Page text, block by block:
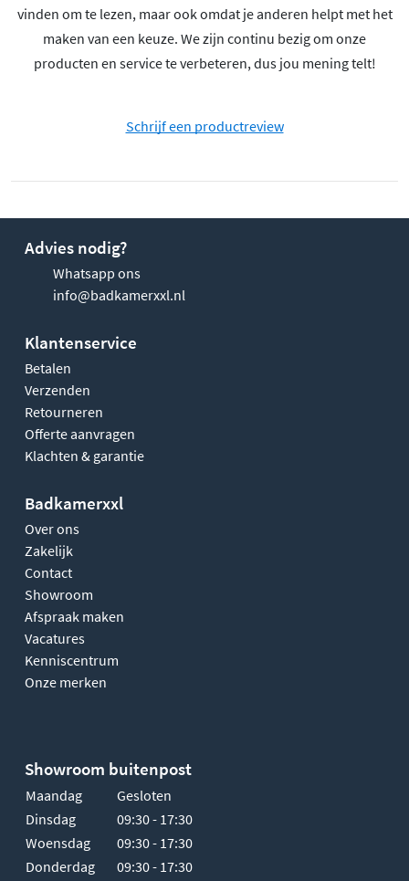
vinden om te lezen, maar ook omdat je anderen helpt met het
maken van een keuze. We zijn continu bezig om onze
producten en service te verbeteren, dus jou mening telt!
Schrijf een productreview
Advies nodig?
Whatsapp ons
info@badkamerxxl.nl
Klantenservice
Betalen
Verzenden
Retourneren
Offerte aanvragen
Klachten & garantie
Badkamerxxl
Over ons
Zakelijk
Contact
Showroom
Afspraak maken
Vacatures
Kenniscentrum
Onze merken
Showroom buitenpost
Maandag
Gesloten
Dinsdag
09:30 - 17:30
Woensdag
09:30 - 17:30
Donderdag
09:30 - 17:30